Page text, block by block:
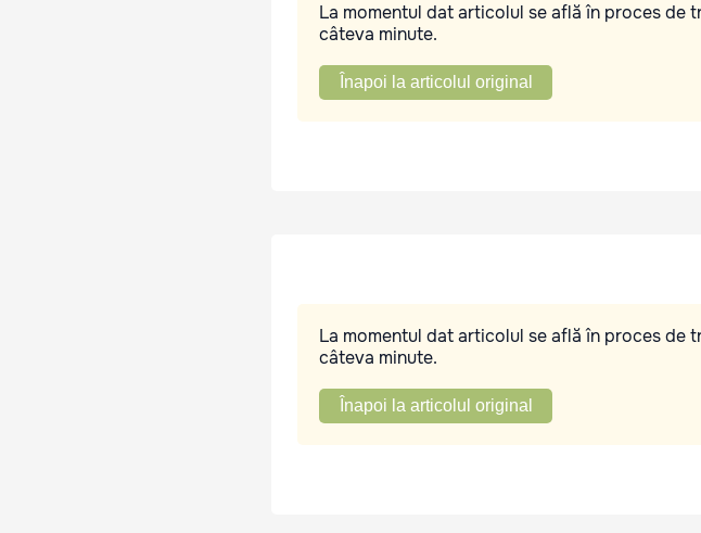
La momentul dat articolul se află în proces de
câteva minute.
Înapoi la articolul original
La momentul dat articolul se află în proces de
câteva minute.
Înapoi la articolul original